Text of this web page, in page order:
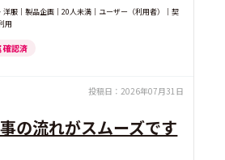
洋服｜製品企画｜20人未満｜ユーザー（利用者）｜契
用
確認済
投稿日： 2026年07月31日
の流れがスムーズです